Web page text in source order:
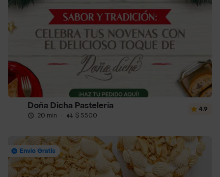
Doña Dicha Pastelería
20 min · $ 5500
4.9
Envío Gratis